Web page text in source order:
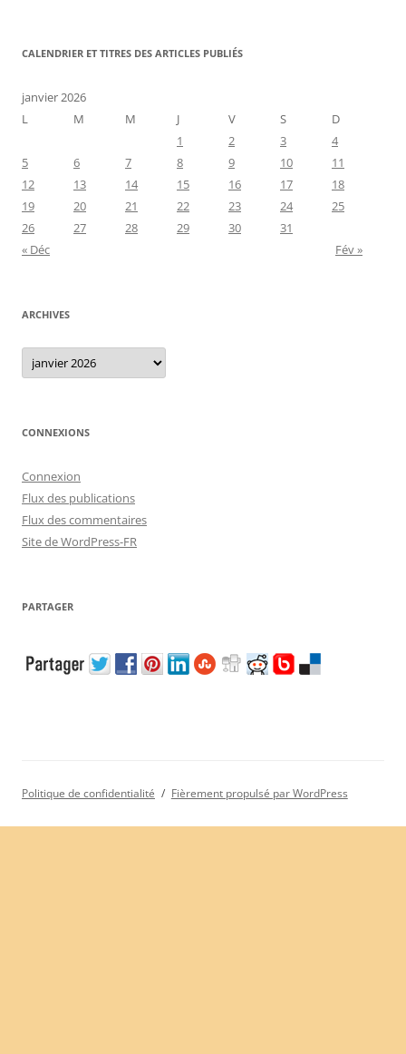
CALENDRIER ET TITRES DES ARTICLES PUBLIÉS
janvier 2026
L
M M J V S
D
1
2 3
4
5
6 7 8 9 10
11
12
13 14 15 16 17
18
19
20 21 22 23 24
25
26
27 28 29 30
31
« Déc
Fév »
ARCHIVES
Archives
CONNEXIONS
Connexion
Flux des publications
Flux des commentaires
Site de WordPress-FR
PARTAGER
Politique de confidentialité Fièrement propulsé par WordPress